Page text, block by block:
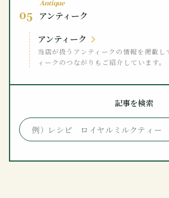
Antique
05
アンティーク
アンティーク
当店が扱うアンティークの情報を掲載し
ィークのつながりもご紹介しています。
記事を検索